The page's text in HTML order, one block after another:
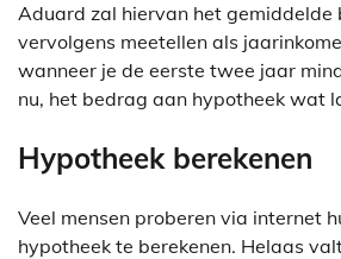
Aduard zal hiervan het gemiddelde
vervolgens meetellen als
wanneer je de eerste twee jaar
nu, het bedrag aan hypotheek wat
Hypotheek berekenen
Veel mensen proberen via internet
hypotheek te berekenen. Helaas